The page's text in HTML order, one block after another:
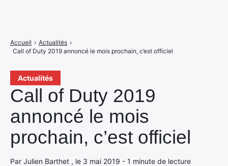
Actualités
Call of Duty 2019
annoncé le mois
prochain, c’est officiel
Par Julien Barthet , le 3 mai 2019 - 1 minute de lecture
Accueil › Actualités ›
Call of Duty 2019 annoncé le mois prochain, c’est officiel